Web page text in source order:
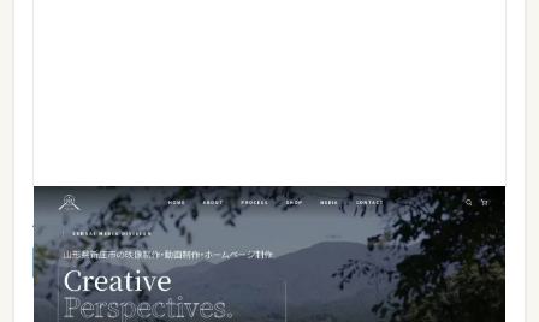
泉菜株式会社
実績あり
料金あり
山形県新庄市の農業生産法人・泉菜株式会社のメディア事業部